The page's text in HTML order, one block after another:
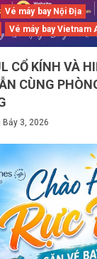
Vé máy bay Nội Địa
Vé máy bay Vietnam
CỔ KÍNH VÀ
CÙNG
Bảy 3, 2026